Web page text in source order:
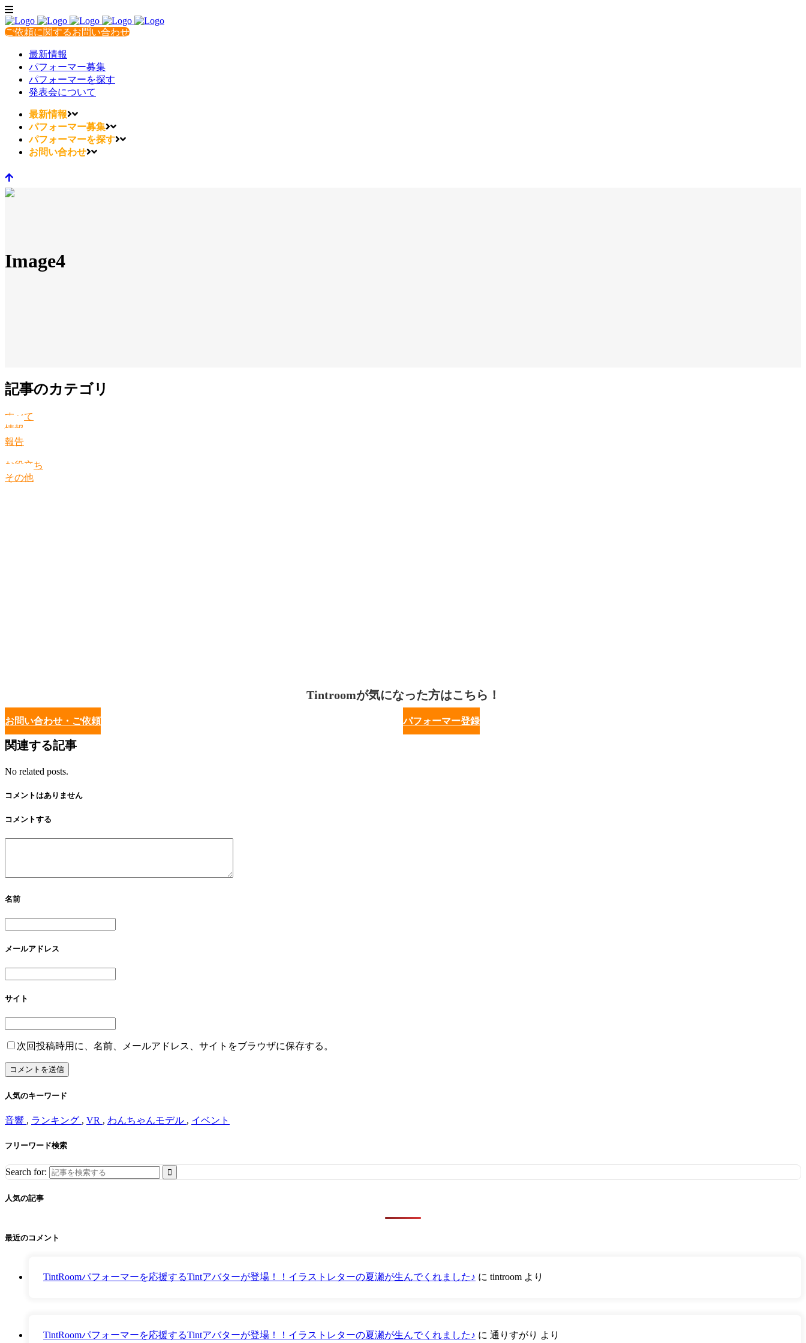
ご依頼に関するお問い合わせ
最新情報
パフォーマー募集
パフォーマーを探す
発表会について
最新情報
パフォーマー募集
パフォーマーを探す
お問い合わせ
Image4
記事のカテゴリ
すべて
情報
報告
お役立ち
その他
Tintroomが気になった方はこちら！
お問い合わせ・ご依頼 パフォーマー登録
関連する記事
No related posts.
コメントはありません
コメントする
名前
メールアドレス
サイト
次回投稿時用に、名前、メールアドレス、サイトをブラウザに保存する。
人気のキーワード
音響 , ランキング , VR , わんちゃんモデル , イベント
フリーワード検索
Search for:
人気の記事
最近のコメント
TintRoomパフォーマーを応援するTintアバターが登場！！イラストレターの夏瀬が生んでくれました♪ に tintroom より
TintRoomパフォーマーを応援するTintアバターが登場！！イラストレターの夏瀬が生んでくれました♪ に 通りすがり より